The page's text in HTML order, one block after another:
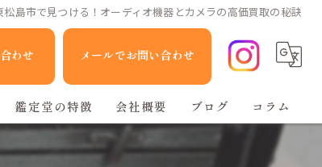
松島市で見つける！オーディオ機器とカメラの高価買取の秘訣
わせ メールでお問い合わせ
鑑定堂の特徴
家電
会社概要 ブログ コラム